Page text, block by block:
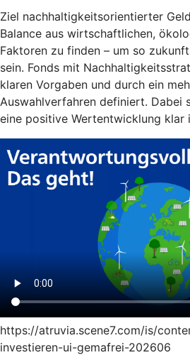
Ziel nachhaltigkeitsorientierter
Balance aus wirtschaftlichen,
Faktoren zu finden – um so
sein. Fonds mit
klaren Vorgaben und durch ein
Auswahlverfahren definiert. Dabei
eine positive Wertentwicklung klar
https://atruvia.scene7.com/is/
investieren-ui-gemafrei-202606